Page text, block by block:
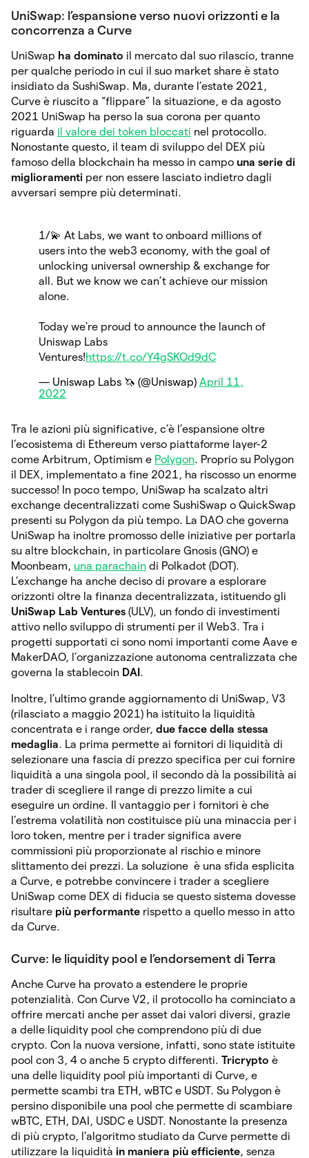
UniSwap: l’espansione verso nuovi orizzonti e la
concorrenza a Curve
UniSwap ha dominato il mercato dal suo rilascio, tranne
per qualche periodo in cui il suo market share è stato
insidiato da SushiSwap. Ma, durante l’estate 2021,
Curve è riuscito a “flippare” la situazione, e da agosto
2021 UniSwap ha perso la sua corona per quanto
riguarda il valore dei token bloccati nel protocollo.
Nonostante questo, il team di sviluppo del DEX più
famoso della blockchain ha messo in campo una serie di
miglioramenti per non essere lasciato indietro dagli
avversari sempre più determinati.
1/💫 At Labs, we want to onboard millions of
users into the web3 economy, with the goal of
unlocking universal ownership & exchange for
all. But we know we can’t achieve our mission
alone.
Today we're proud to announce the launch of
Uniswap Labs
Ventures!https://t.co/Y4gSKOd9dC
— Uniswap Labs 🦄 (@Uniswap) April 11,
2022
Tra le azioni più significative, c’è l’espansione oltre
l’ecosistema di Ethereum verso piattaforme layer-2
come Arbitrum, Optimism e Polygon. Proprio su Polygon
il DEX, implementato a fine 2021, ha riscosso un enorme
successo! In poco tempo, UniSwap ha scalzato altri
exchange decentralizzati come SushiSwap o QuickSwap
presenti su Polygon da più tempo. La DAO che governa
UniSwap ha inoltre promosso delle iniziative per portarla
su altre blockchain, in particolare Gnosis (GNO) e
Moonbeam, una parachain di Polkadot (DOT).
L’exchange ha anche deciso di provare a esplorare
orizzonti oltre la finanza decentralizzata, istituendo gli
UniSwap Lab Ventures (ULV), un fondo di investimenti
attivo nello sviluppo di strumenti per il Web3. Tra i
progetti supportati ci sono nomi importanti come Aave e
MakerDAO, l’organizzazione autonoma centralizzata che
governa la stablecoin DAI .
Inoltre, l’ultimo grande aggiornamento di UniSwap, V3
(rilasciato a maggio 2021) ha istituito la liquidità
concentrata e i range order, due facce della stessa
medaglia. La prima permette ai fornitori di liquidità di
selezionare una fascia di prezzo specifica per cui fornire
liquidità a una singola pool, il secondo dà la possibilità ai
trader di scegliere il range di prezzo limite a cui
eseguire un ordine. Il vantaggio per i fornitori è che
l’estrema volatilità non costituisce più una minaccia per i
loro token, mentre per i trader significa avere
commissioni più proporzionate al rischio e minore
slittamento dei prezzi. La soluzione è una sfida esplicita
a Curve, e potrebbe convincere i trader a scegliere
UniSwap come DEX di fiducia se questo sistema dovesse
risultare più performante rispetto a quello messo in atto
da Curve.
Curve: le liquidity pool e l’endorsement di Terra
Anche Curve ha provato a estendere le proprie
potenzialità. Con Curve V2, il protocollo ha cominciato a
offrire mercati anche per asset dai valori diversi, grazie
a delle liquidity pool che comprendono più di due
crypto. Con la nuova versione, infatti, sono state istituite
pool con 3, 4 o anche 5 crypto differenti. Tricrypto è
una delle liquidity pool più importanti di Curve, e
permette scambi tra ETH, wBTC e USDT. Su Polygon è
persino disponibile una pool che permette di scambiare
wBTC, ETH, DAI, USDC e USDT. Nonostante la presenza
di più crypto, l’algoritmo studiato da Curve permette di
utilizzare la liquidità in maniera più efficiente, senza